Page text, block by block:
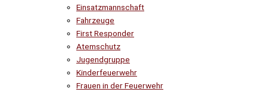
Einsatzmannschaft
Fahrzeuge
First Responder
Atemschutz
Jugendgruppe
Kinderfeuerwehr
Frauen in der Feuerwehr